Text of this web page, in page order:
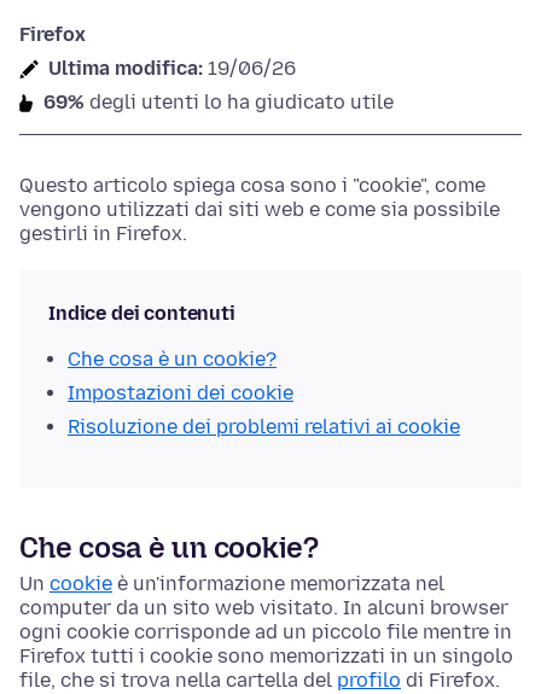
Firefox
Ultima modifica: 19/06/26
69% degli utenti lo ha giudicato utile
Questo articolo spiega cosa sono i "cookie", come
vengono utilizzati dai siti web e come sia possibile
gestirli in Firefox.
Indice dei contenuti
Che cosa è un cookie?
Impostazioni dei cookie
Risoluzione dei problemi relativi ai cookie
Che cosa è un cookie?
Un cookie è un'informazione memorizzata nel
computer da un sito web visitato. In alcuni browser
ogni cookie corrisponde ad un piccolo file mentre in
Firefox tutti i cookie sono memorizzati in un singolo
file, che si trova nella cartella del profilo di Firefox.